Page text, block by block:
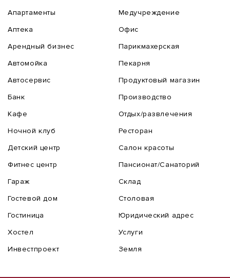
Апартаменты
Аптека
Арендный бизнес
Автомойка
Автосервис
Банк
Кафе
Ночной клуб
Детский центр
Фитнес центр
Гараж
Гостевой дом
Гостиница
Хостел
Инвестпроект
Медучреждение
Офис
Парикмахерская
Пекарня
Продуктовый магазин
Производство
Отдых/развлечения
Ресторан
Салон красоты
Пансионат/Санаторий
Склад
Столовая
Юридический адрес
Услуги
Земля